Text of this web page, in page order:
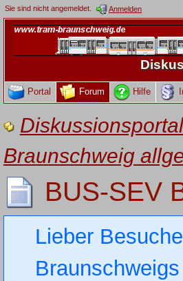
Sie sind nicht angemeldet. Anmelden
Portal Forum Hilfe
Braunschweig
BUS-SEV
Lieber